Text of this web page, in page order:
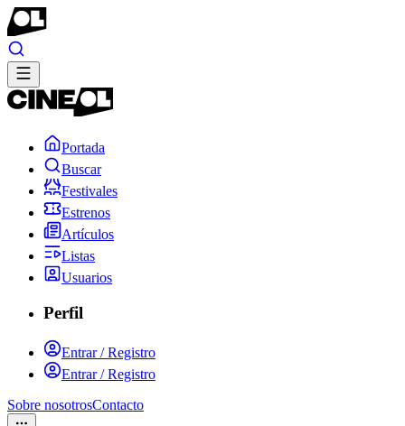
Portada
Buscar
Festivales
Estrenos
Artículos
Listas
Usuarios
Perfil
Entrar / Registro
Entrar / Registro
Sobre nosotrosContacto